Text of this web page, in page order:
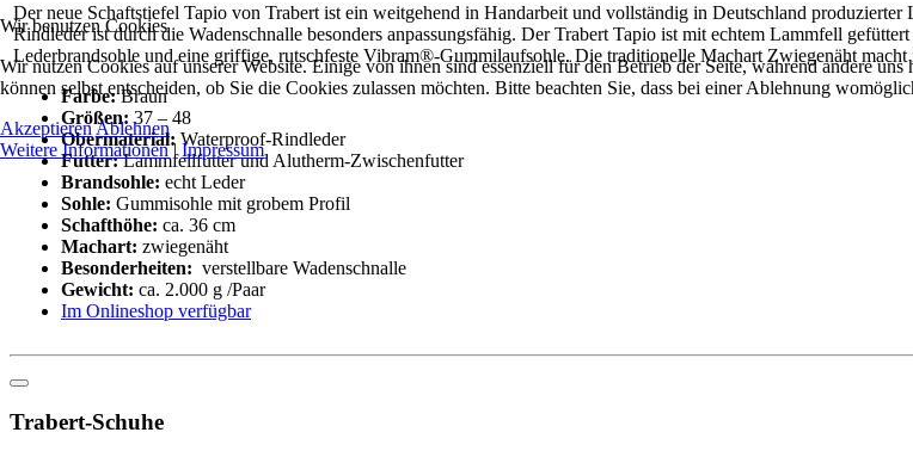
Der neue Schaftstiefel Tapio von Trabert ist ein weitgehend in Handarbeit und vollständig in Deutschland
Rindleder ist durch die Wadenschnalle besonders anpassungsfähig. Der Trabert Tapio ist mit echtem Lammfell
Lederbrandsohle und eine griffige, rutschfeste Vibram®-Gummilaufsohle. Die traditionelle Machart Zwiegenäht
Farbe:Braun
Größen:37 – 48
Obermaterial: Waterproof-Rindleder
Futter:Lammfellfutter und Alutherm-Zwischenfutter
Brandsohle: echt Leder
Sohle: Gummisohle mit grobem Profil
Schafthöhe: ca. 36 cm
Machart: zwiegenäht
Besonderheiten: verstellbare Wadenschnalle
Gewicht: ca. 2.000 g /Paar
Im Onlineshop verfügbar
Trabert-Schuhe
Wir benutzen Cookies
Wir nutzen Cookies auf unserer Website. Einige von ihnen sind essenziell für den Betrieb der Seite, während andere
können selbst entscheiden, ob Sie die Cookies zulassen möchten. Bitte beachten Sie, dass bei einer Ablehnung
AkzeptierenAblehnen
Weitere Informationen|Impressum